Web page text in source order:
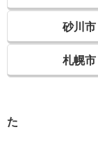
砂川市
札幌市
た